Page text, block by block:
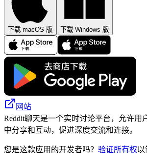
下载 macOS 版 下载 Windows 版
网站
Reddit聊天是一个实时讨论平台，允许用
中分享和互动，促进深度交流和连接。
您是这款应用的开发者吗？ 验证所有权以